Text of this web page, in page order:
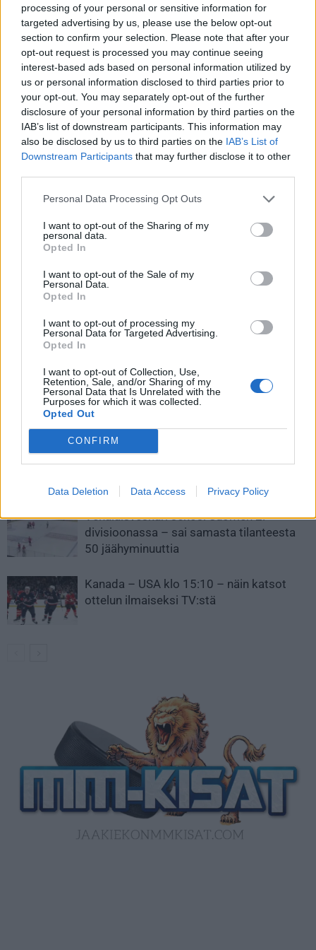
processing of your personal or sensitive information for
targeted advertising by us, please use the below opt-out
section to confirm your selection. Please note that after your
opt-out request is processed you may continue seeing
interest-based ads based on personal information utilized by
us or personal information disclosed to third parties prior to
your opt-out. You may separately opt-out of the further
disclosure of your personal information by third parties on the
IAB’s list of downstream participants. This information may
also be disclosed by us to third parties on the IAB’s List of
Downstream Participants that may further disclose it to other
Personal Data Processing Opt Outs
I want to opt-out of the Sharing of my
personal data.
Opted In
I want to opt-out of the Sale of my
Personal Data.
Opted In
I want to opt-out of processing my
Personal Data for Targeted Advertising.
Opted In
I want to opt-out of Collection, Use,
Retention, Sale, and/or Sharing of my
Personal Data that Is Unrelated with the
Purposes for which it was collected.
Opted Out
CONFIRM
Data Deletion Data Access Privacy Policy
Mäenalanen
47 Atro Leppänen – 41 Aleksi Matinmikko
15 Juha Jääskä – 57 Arttu Hyry – 81 Iiro Pakarinen
82 Jesper Mattila – 61 Axel Rindell
13. hyökkääjä:
62 Julius Mattila
Leijonille jälleen voitto
Ruotsista – Hannes Björninen
Pikkuleijonat nimesi
LIITTYVÄT ARTIKKELIT
Leijonat julkisti ketjut Sveitsi-peliin –
Aleksander Barkov tekee paluun
Venäläisveskari sekosi Suomen 2.
divisioonassa – sai samasta tilanteesta
50 jäähyminuuttia
Kanada – USA klo 15:10 – näin katsot
ottelun ilmaiseksi TV:stä